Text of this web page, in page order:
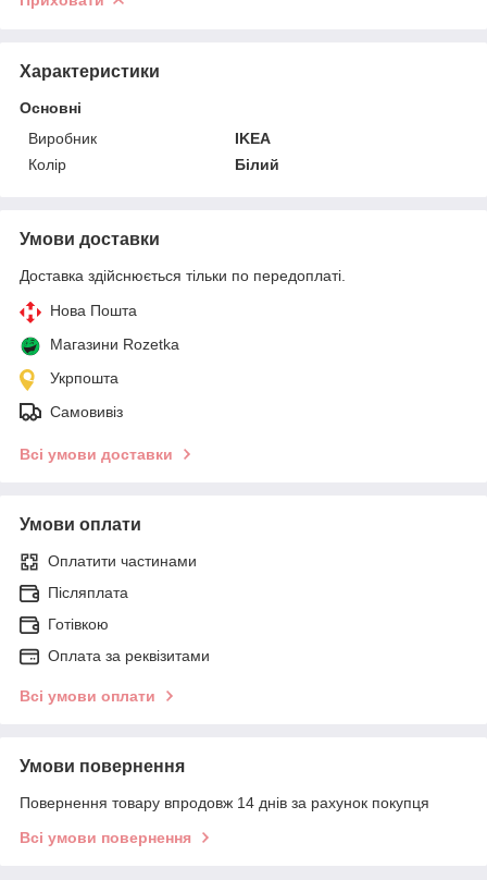
Характеристики
Основні
Виробник
IKEA
Колір
Білий
Умови доставки
Доставка здійснюється тільки по передоплаті.
Нова Пошта
Магазини Rozetka
Укрпошта
Самовивіз
Всі умови доставки
Умови оплати
Оплатити частинами
Післяплата
Готівкою
Оплата за реквізитами
Всі умови оплати
Умови повернення
Повернення товару впродовж 14 днів за рахунок покупця
Всі умови повернення